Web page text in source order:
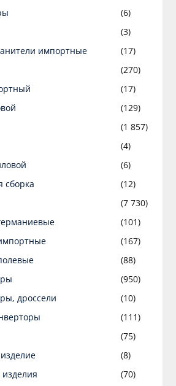
(6)
(3)
импортные
(17)
(270)
(17)
(129)
(1 857)
(4)
(6)
сборка
(12)
(7 730)
(101)
(167)
(88)
(950)
дроссели
(10)
(111)
(75)
(8)
(70)